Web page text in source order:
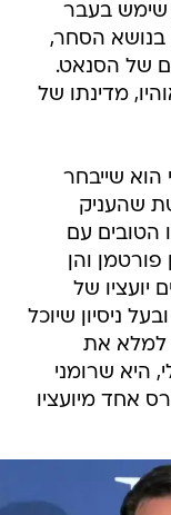
שימש בעבר
בנושא הסחר,
של הסנאט.
מדינתו של
הוא שייבחר
שהעניק
הטובים עם
והן
יועציו של
ניסיון שיוכל
למלא את
היא שרומני
אחד מיועציו